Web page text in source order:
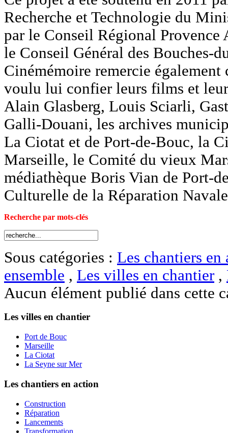
Recherche et Technologie du
par le Conseil Régional Provence
le Conseil Général des Bouches-
Cinémémoire remercie
voulu lui confier leurs films et
Alain Glasberg, Louis Sciarli,
Galli-Douani, les archives
La Ciotat et de Port-de-Bouc, la
Marseille, le Comité du vieux
médiathèque Boris Vian de Port-
Culturelle de la Réparation
Recherche par mots-clés
Sous catégories : Les chantiers en
ensemble , Les villes en chantier ,
Aucun élément publié dans cette
Les villes en chantier
Port de Bouc
Marseille
La Ciotat
La Seyne sur Mer
Les chantiers en action
Construction
Réparation
Lancements
Transformation